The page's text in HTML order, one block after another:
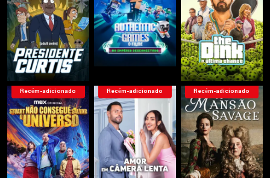
Recém-adicionado Recém-adicionado Recém-adicionado